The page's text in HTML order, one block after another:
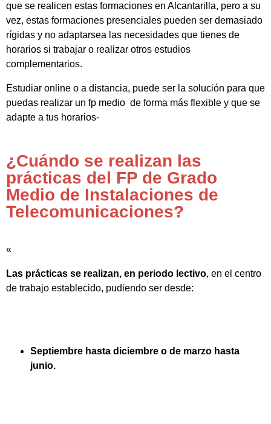
que se realicen estas formaciones en Alcantarilla, pero a su
vez, estas formaciones presenciales pueden ser demasiado
rígidas y no adaptarsea las necesidades que tienes de
horarios si trabajar o realizar otros estudios
complementarios.
Estudiar online o a distancia, puede ser la solución para que
puedas realizar un fp medio de forma más flexible y que se
adapte a tus horarios-
¿Cuándo se realizan las
prácticas del FP de Grado
Medio de Instalaciones de
Telecomunicaciones?
«
Las prácticas se realizan, en periodo lectivo, en el centro
de trabajo establecido, pudiendo ser desde:
Septiembre hasta diciembre o de marzo hasta
junio.